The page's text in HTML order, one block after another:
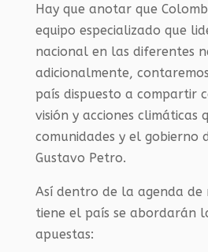
Hay que anotar que
equipo especializado que
nacional en las diferentes
adicionalmente,
país dispuesto a compartir
visión y acciones climáticas
comunidades y el gobierno
Gustavo Petro.
Así dentro de la agenda de
tiene el país se abordarán
apuestas: